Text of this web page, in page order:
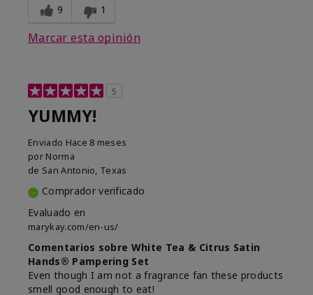
9 1
Marcar esta opinión
5
YUMMY!
Enviado Hace 8 meses
por Norma
de San Antonio, Texas
Comprador verificado
Evaluado en
marykay.com/en-us/
Comentarios sobre White Tea & Citrus Satin
Hands® Pampering Set
Even though I am not a fragrance fan these products
smell good enough to eat!